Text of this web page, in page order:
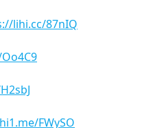
lihi.cc/87nIQ
FWySO